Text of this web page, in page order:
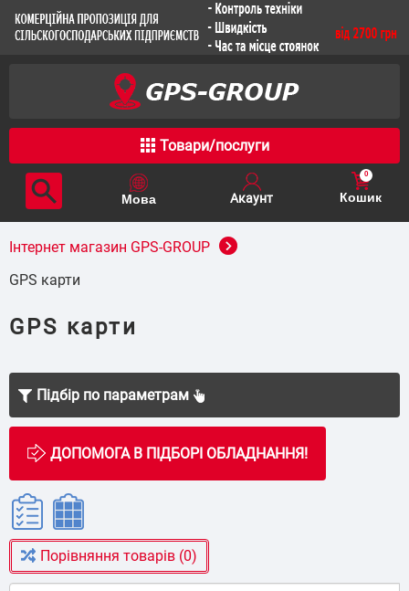
Товари/послуги
Кошик
0
Інтернет магазин GPS-GROUP
GPS карти
GPS карти
Порівняння товарів (0)